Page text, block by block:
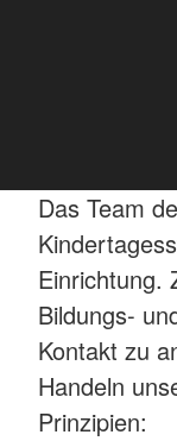
Das Team
Einrichtung.
Bildungs-
Kontakt zu
Handeln
Prinzipien: